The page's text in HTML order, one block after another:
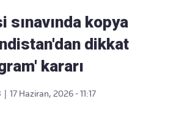
sınavında kopya
dikkat
kararı
17 Haziran, 2026 - 11:17